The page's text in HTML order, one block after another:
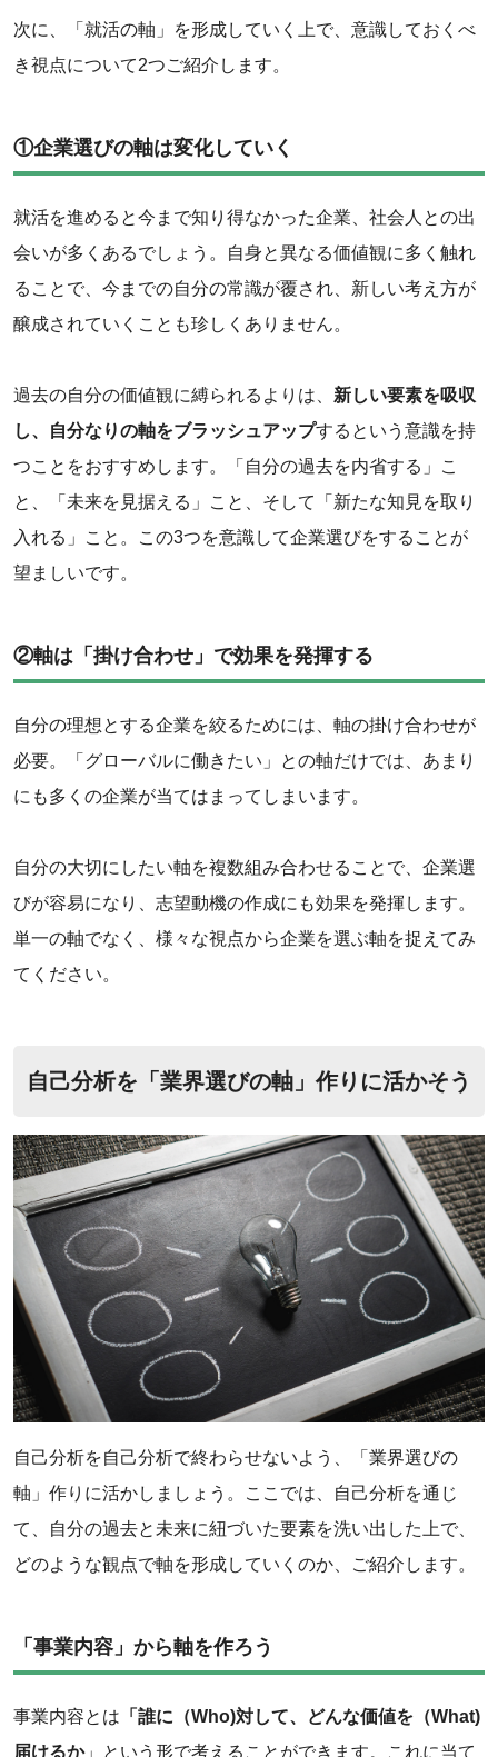
次に、「就活の軸」を形成していく上で、意識しておくべ
き視点について2つご紹介します。
‌①企業選びの軸は変化していく
就活を進めると今まで知り得なかった企業、社会人との出
会いが多くあるでしょう。自身と異なる価値観に多く触れ
ることで、今までの自分の常識が覆され、新しい考え方が
醸成されていくことも珍しくありません。
‌過去の自分の価値観に縛られるよりは、 新しい要素を吸収
し、自分なりの軸をブラッシュアップするという意識を持
つことをおすすめします。「自分の過去を内省する」こ
と、「未来を見据える」こと、そして「新たな知見を取り
入れる」こと。この3つを意識して企業選びをすることが
望ましいです。
‌②軸は「掛け合わせ」で効果を発揮する
自分の理想とする企業を絞るためには、軸の掛け合わせが
必要。「グローバルに働きたい」との軸だけでは、あまり
にも多くの企業が当てはまってしまいます。
‌自分の大切にしたい軸を複数組み合わせることで、企業選
びが容易になり、志望動機の作成にも効果を発揮します。
単一の軸でなく、様々な視点から企業を選ぶ軸を捉えてみ
てください。
自己分析を「業界選びの軸」作りに活かそう
自己分析を自己分析で終わらせないよう、「業界選びの
軸」作りに活かしましょう。ここでは、自己分析を通じ
て、自分の過去と未来に紐づいた要素を洗い出した上で、
どのような観点で軸を形成していくのか、ご紹介します。
「事業内容」から軸を作ろう
事業内容とは 「誰に（Who)対して、どんな価値を（What)
届けるか‌」という形で考えることができます。これに当て